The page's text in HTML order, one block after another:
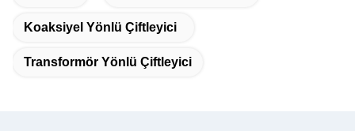
Koaksiyel Yönlü Çiftleyici
Transformör Yönlü Çiftleyici